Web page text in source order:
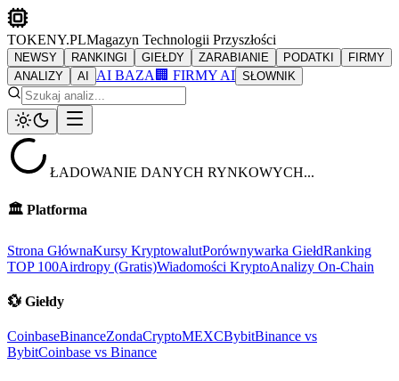
TOKENY.PLMagazyn Technologii Przyszłości
NEWSY RANKINGI GIEŁDY ZARABIANIE PODATKI
FIRMY
ANALIZY
AI AI BAZA 🏢 FIRMY AI SŁOWNIK
ŁADOWANIE DANYCH RYNKOWYCH...
🏛️ Platforma
Strona GłównaKursy KryptowalutPorównywarka GiełdRanking
TOP 100Airdropy (Gratis)Wiadomości KryptoAnalizy On-Chain
💱 Giełdy
CoinbaseBinanceZondaCryptoMEXCBybitBinance vs
BybitCoinbase vs Binance